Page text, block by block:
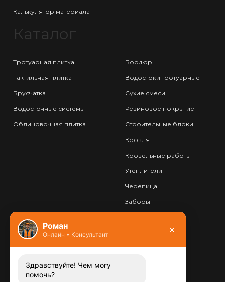
Калькулятор материала
Каталог
Тротуарная плитка
Тактильная плитка
Брусчатка
Водосточные системы
Облицовочная плитка
Бордюр
Водостоки тротуарные
Сухие смеси
Резиновое покрытие
Строительные блоки
Кровля
Кровельные работы
Утеплители
Черепица
Заборы
Контакты
Заказать звонок
Роман
Онлайн • Консультант ×
Здравствуйте! Чем могу
помочь?